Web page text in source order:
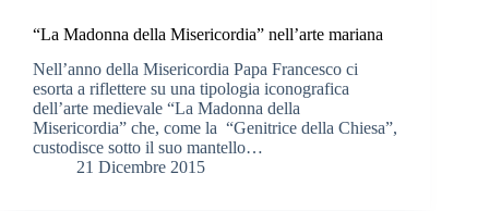
“La Madonna della Misericordia” nell’arte mariana
Nell’anno della Misericordia Papa Francesco ci
esorta a riflettere su una tipologia iconografica
dell’arte medievale “La Madonna della
Misericordia” che, come la “Genitrice della Chiesa”,
custodisce sotto il suo mantello…
21 Dicembre 2015